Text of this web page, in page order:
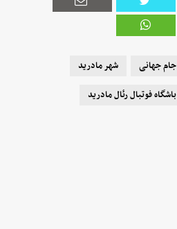
جام جهانی
شهر مادرید
باشگاه فوتبال رئال مادرید